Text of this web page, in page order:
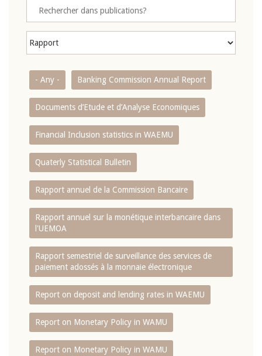
- Any - Banking Commission Annual Report
Documents d’Etude et d’Analyse Economiques
Financial Inclusion statistics in WAEMU
Quaterly Statistical Bulletin
Rapport annuel de la Commission Bancaire
Rapport annuel sur la monétique interbancaire dans
l'UEMOA
Rapport semestriel de surveillance des services de
paiement adossés à la monnaie électronique
Report on deposit and lending rates in WAEMU
Report on Monetary Policy in WAMU
Report on Monetary Policy in WAMU